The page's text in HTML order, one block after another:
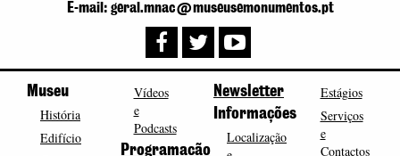
E-mail: geral.mnac@museusemonumentos.pt
Museu
História
Edifício
Vídeos
e
Podcasts
Programação
Newsletter
Informações
Localização
Estágios
Serviços
e
Contactos